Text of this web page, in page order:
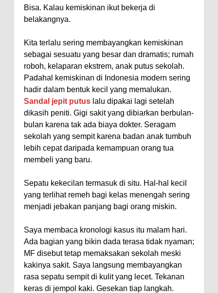
Bisa. Kalau kemiskinan ikut bekerja di
belakangnya.
Kita terlalu sering membayangkan kemiskinan
sebagai sesuatu yang besar dan dramatis; rumah
roboh, kelaparan ekstrem, anak putus sekolah.
Padahal kemiskinan di Indonesia modern sering
hadir dalam bentuk kecil yang memalukan.
Sandal jepit putus lalu dipakai lagi setelah
dikasih peniti. Gigi sakit yang dibiarkan berbulan-
bulan karena tak ada biaya dokter. Seragam
sekolah yang sempit karena badan anak tumbuh
lebih cepat daripada kemampuan orang tua
membeli yang baru.
Sepatu kekecilan termasuk di situ. Hal-hal kecil
yang terlihat remeh bagi kelas menengah sering
menjadi jebakan panjang bagi orang miskin.
Saya membaca kronologi kasus itu malam hari.
Ada bagian yang bikin dada terasa tidak nyaman;
MF disebut tetap memaksakan sekolah meski
kakinya sakit. Saya langsung membayangkan
rasa sepatu sempit di kulit yang lecet. Tekanan
keras di jempol kaki. Gesekan tiap langkah.